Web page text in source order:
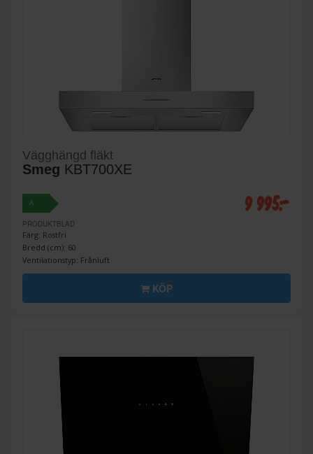
Vägghängd fläkt
Smeg KBT700XE
A
PRODUKTBLAD
Färg: Rostfri
Bredd (cm): 60
Ventilationstyp: Frånluft
9 995:-
KÖP